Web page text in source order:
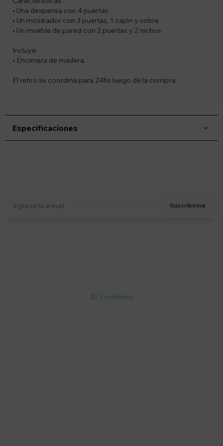
• Una despensa con 4 puertas
• Un mostrador con 3 puertas, 1 cajón y sobre
• Un mueble de pared con 2 puertas y 2 nichos
Incluye:
• Encimera de madera.
El retiro se coordina para 24hs luego de la compra.
Especificaciones
Suscribirme
 Escribinos